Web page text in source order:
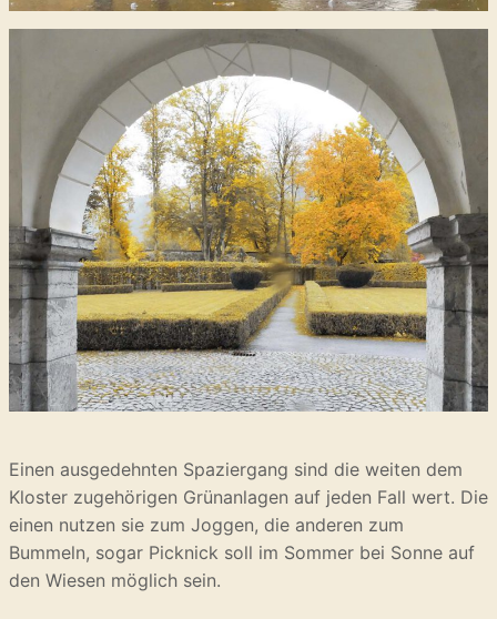
Einen ausgedehnten Spaziergang sind die weiten dem
Kloster zugehörigen Grünanlagen auf jeden Fall wert. Die
einen nutzen sie zum Joggen, die anderen zum
Bummeln, sogar Picknick soll im Sommer bei Sonne auf
den Wiesen möglich sein.